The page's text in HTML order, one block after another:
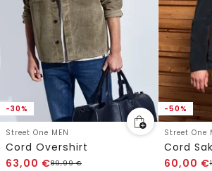
-30%
Street One MEN
Cord Overshirt
63,00 €89,99€
-50%
Street One
Cord
60,00 €